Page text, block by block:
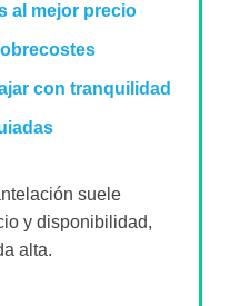
al mejor precio
con tranquilidad
suele
y disponibilidad,
alta.